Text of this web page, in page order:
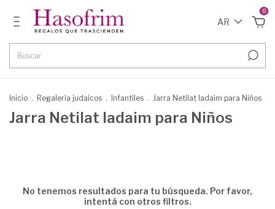
AR
0
Inicio . Regalería judaicos . Infantiles . Jarra Netilat Iadaim para Niños
Jarra Netilat Iadaim para Niños
No tenemos resultados para tu búsqueda. Por favor,
intentá con otros filtros.